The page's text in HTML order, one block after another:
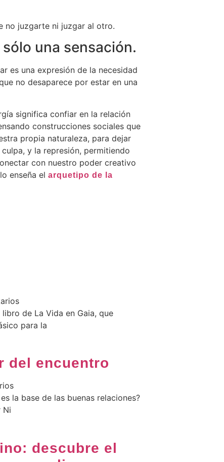
no juzgarte ni juzgar al otro.
una sensación.
es una expresión de la necesidad
no desaparece por estar en una
significa confiar en la relación
construcciones sociales que
propia naturaleza, para dejar
y la represión, permitiendo
con nuestro poder creativo
enseña el arquetipo de la
de La Vida en Gaia, que
para la
del encuentro
la base de las buenas relaciones?
Ni
descubre el